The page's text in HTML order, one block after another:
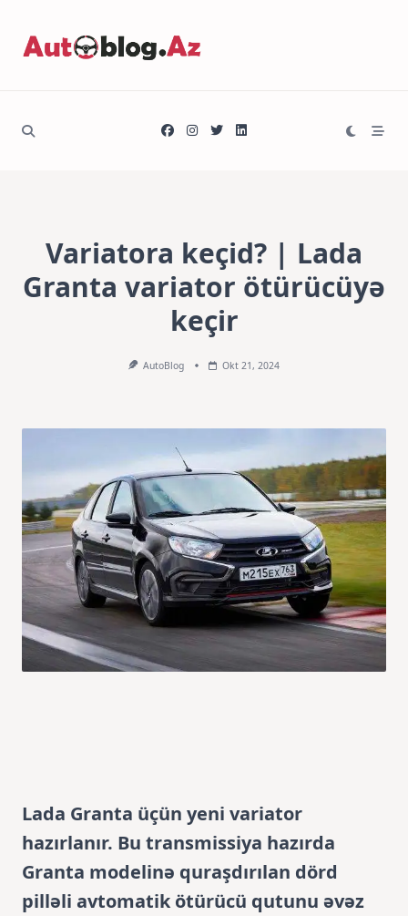
Variatora keçid? | Lada
Granta variator ötürücüyə
keçir
AutoBlog Okt 21, 2024
Lada Granta üçün yeni variator
hazırlanır. Bu transmissiya hazırda
Granta modelinə quraşdırılan dörd
pilləli avtomatik ötürücü qutunu əvəz